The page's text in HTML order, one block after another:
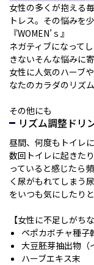
女性の多くが抱える
トレス。その悩みを
『WOMEN’ｓ』
ネガティブになって
きないそんな悩みに
女性に人気のハーブ
なたのカラダのリズ
その他にも
リズム調整ドリ
昼間、何度もトイレ
数回トイレに起きた
っていると感じたら
く尿がもれてしまう
をいつも気にしたり
【女性に不足しがち
ペポカボチャ種子
大豆胚芽抽出物（
ハーブエキス末